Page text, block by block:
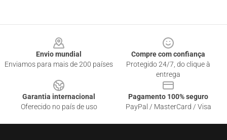
Envio mundial
Enviamos para mais de 200 países
Compre com confiança
Protegido 24/7, do clique à
entrega
Garantia internacional
Oferecido no país de uso
Pagamento 100% seguro
PayPal / MasterCard / Visa